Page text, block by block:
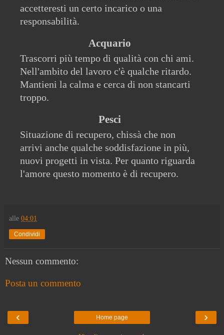
accetteresti un certo incarico o una
responsabilità.
Acquario
Trascorri più tempo di qualità con chi ami.
Nell'ambito del lavoro c'è qualche ritardo.
Mantieni la calma e cerca di non stancarti
troppo.
Pesci
Situazione di recupero, chissà che non
arrivi anche qualche soddisfazione in più,
nuovi progetti in vista. Per quanto riguarda
l'amore questo momento è di recupero.
alle 04:01
Condividi
Nessun commento:
Posta un commento
‹ ›
Home page